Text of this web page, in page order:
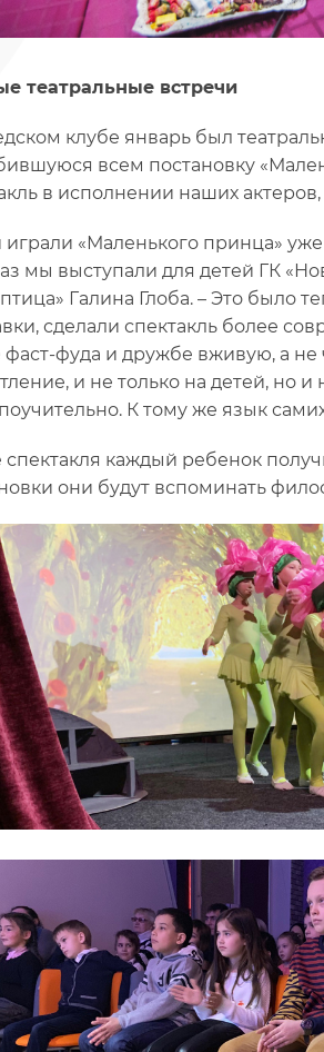
театральные встречи
клубе январь был
всем постановку
в исполнении наших
играли «Маленького принца»
мы выступали для детей ГК
Галина Глоба. – Это было
сделали спектакль более
фаст-фуда и дружбе вживую, а не
и не только на детей, но
К тому же язык
спектакля каждый ребенок
они будут вспоминать